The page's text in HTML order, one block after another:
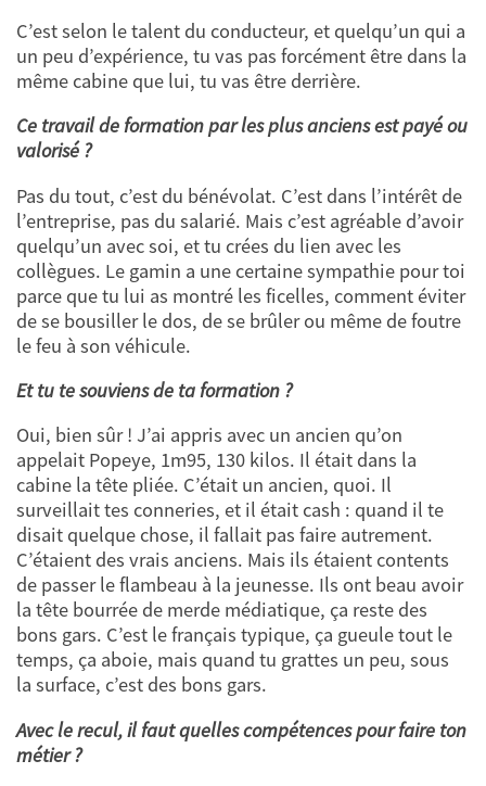
C’est selon le talent du conducteur, et quelqu’un qui a
un peu d’expérience, tu vas pas forcément être dans la
même cabine que lui, tu vas être derrière.
Ce travail de formation par les plus anciens est payé ou
valorisé ?
Pas du tout, c’est du bénévolat. C’est dans l’intérêt de
l’entreprise, pas du salarié. Mais c’est agréable d’avoir
quelqu’un avec soi, et tu crées du lien avec les
collègues. Le gamin a une certaine sympathie pour toi
parce que tu lui as montré les ficelles, comment éviter
de se bousiller le dos, de se brûler ou même de foutre
le feu à son véhicule.
Et tu te souviens de ta formation ?
Oui, bien sûr ! J’ai appris avec un ancien qu’on
appelait Popeye, 1m95, 130 kilos. Il était dans la
cabine la tête pliée. C’était un ancien, quoi. Il
surveillait tes conneries, et il était cash : quand il te
disait quelque chose, il fallait pas faire autrement.
C’étaient des vrais anciens. Mais ils étaient contents
de passer le flambeau à la jeunesse. Ils ont beau avoir
la tête bourrée de merde médiatique, ça reste des
bons gars. C’est le français typique, ça gueule tout le
temps, ça aboie, mais quand tu grattes un peu, sous
la surface, c’est des bons gars.
Avec le recul, il faut quelles compétences pour faire ton
métier ?